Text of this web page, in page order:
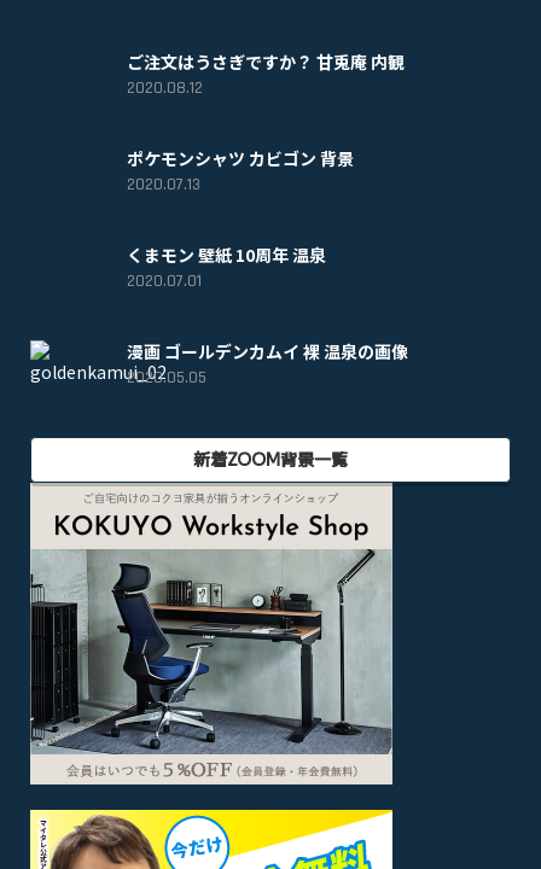
ご注文はうさぎですか？ 甘兎庵 内観
2020.08.12
ポケモンシャツ カビゴン 背景
2020.07.13
くまモン 壁紙 10周年 温泉
2020.07.01
漫画 ゴールデンカムイ 裸 温泉の画像
2020.05.05
新着ZOOM背景一覧